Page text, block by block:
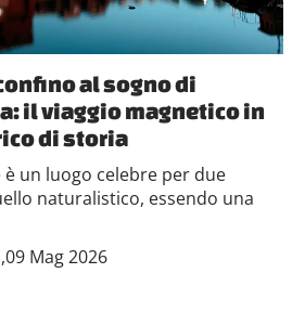
al sogno di
il viaggio magnetico in
di storia
un luogo celebre per due
naturalistico, essendo una
,09 Mag 2026